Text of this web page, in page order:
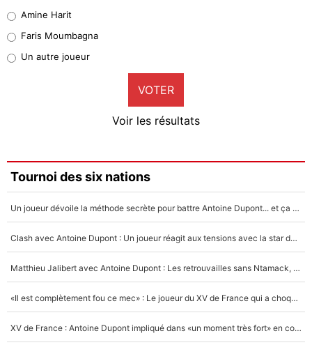
1%
9%
Faris Moumbagna
4%
Un autre joueur
5%
Amine Harit
Faris Moumbagna
Un autre joueur
VOTER
Voir les résultats
Tournoi des six nations
Un joueur dévoile la méthode secrète pour battre Antoine Dupont... et ça marche !
Clash avec Antoine Dupont : Un joueur réagit aux tensions avec la star du XV de France !
Matthieu Jalibert avec Antoine Dupont : Les retrouvailles sans Ntamack, «il y a eu des discussions»
«Il est complètement fou ce mec» : Le joueur du XV de France qui a choqué Matthieu Jalibert !
XV de France : Antoine Dupont impliqué dans «un moment très fort» en coulisses